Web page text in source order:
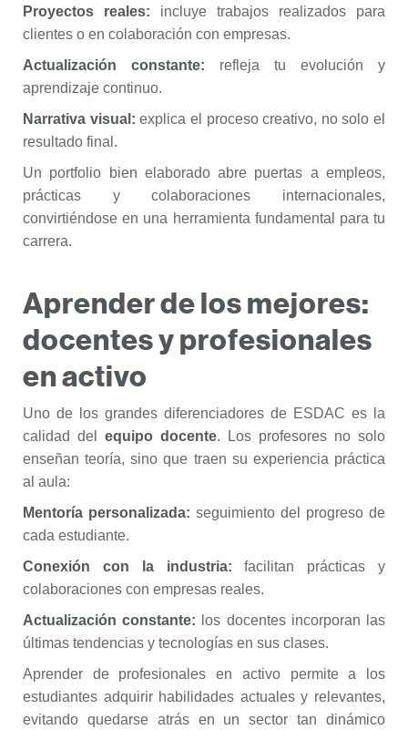
Proyectos reales: incluye trabajos realizados para
clientes o en colaboración con empresas.
Actualización constante: refleja tu evolución y
aprendizaje continuo.
Narrativa visual: explica el proceso creativo, no solo el
resultado final.
Un portfolio bien elaborado abre puertas a empleos,
prácticas y colaboraciones internacionales,
convirtiéndose en una herramienta fundamental para tu
carrera.
Aprender de los mejores:
docentes y profesionales
en activo
Uno de los grandes diferenciadores de ESDAC es la
calidad del equipo docente. Los profesores no solo
enseñan teoría, sino que traen su experiencia práctica
al aula:
Mentoría personalizada: seguimiento del progreso de
cada estudiante.
Conexión con la industria: facilitan prácticas y
colaboraciones con empresas reales.
Actualización constante: los docentes incorporan las
últimas tendencias y tecnologías en sus clases.
Aprender de profesionales en activo permite a los
estudiantes adquirir habilidades actuales y relevantes,
evitando quedarse atrás en un sector tan dinámico